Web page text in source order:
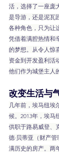
活，选择了一座庞
是导游，还是泥
各种角色，只为让
凭借着满腔热情和
的梦想。从令人惊
资金到开发盈利活
他们作为城堡主人
改变生活与
几年前，埃马纽埃
候。2013年，埃马
供职于路易威登、
德·贝蒂亚（财产
满历史的房产。两